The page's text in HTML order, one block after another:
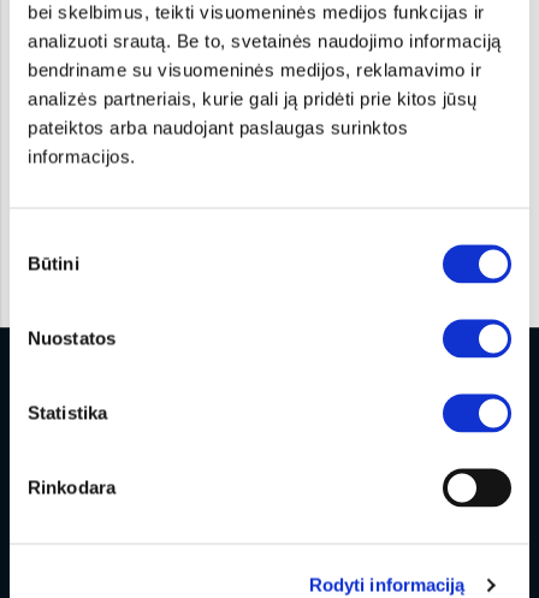
bei skelbimus, teikti visuomeninės medijos funkcijas ir
analizuoti srautą. Be to, svetainės naudojimo informaciją
bendriname su visuomeninės medijos, reklamavimo ir
analizės partneriais, kurie gali ją pridėti prie kitos jūsų
pateiktos arba naudojant paslaugas surinktos
informacijos.
pasirinkimas
Būtini
Nuostatos
Statistika
Rinkodara
Rodyti informaciją
ПРЕДЛОЖЕНИЕ ПО ОБСЛУЖИВАНИЮ
АВТОМОБИЛЕЙ 5+
Другие услуги